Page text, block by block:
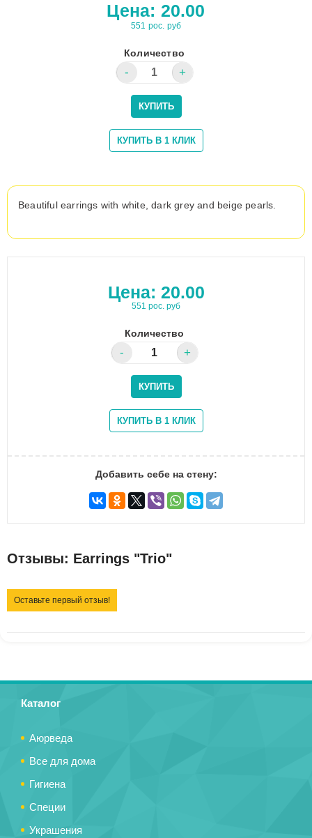
Цена: 20.00
551 рос. руб
Количество
Beautiful earrings with white, dark grey and beige pearls.
Цена: 20.00
551 рос. руб
Количество
Добавить себе на стену:
Отзывы: Earrings "Trio"
Оставьте первый отзыв!
Каталог
Аюрведа
Все для дома
Гигиена
Специи
Украшения